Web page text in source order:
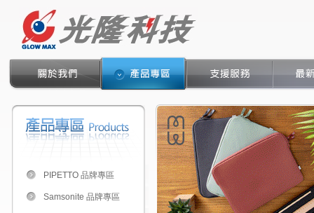
PIPETTO 品牌專區
Samsonite 品牌專區